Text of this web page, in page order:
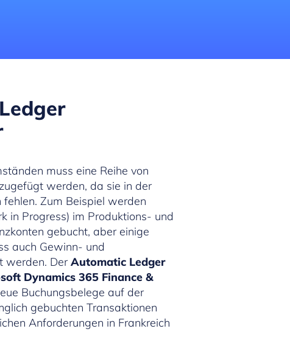
muss eine Reihe von
werden, da sie in der
Zum Beispiel werden
in Progress) im Produktions- und
gebucht, aber einige
auch Gewinn- und
werden. DerAutomatic Ledger
Dynamics 365 Finance &
Buchungsbelege auf der
gebuchten Transaktionen
Anforderungen in Frankreich